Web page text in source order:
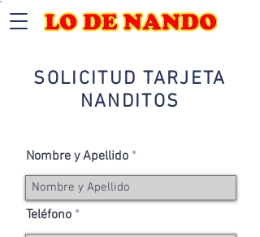
SOLICITUD TARJETA
NANDITOS
Nombre y Apellido
Teléfono